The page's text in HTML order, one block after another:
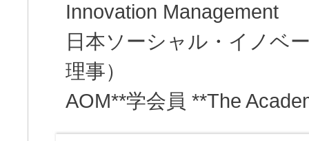
Innovation Management
日本ソーシャル・イノベ
理事）
AOM**学会員 **The